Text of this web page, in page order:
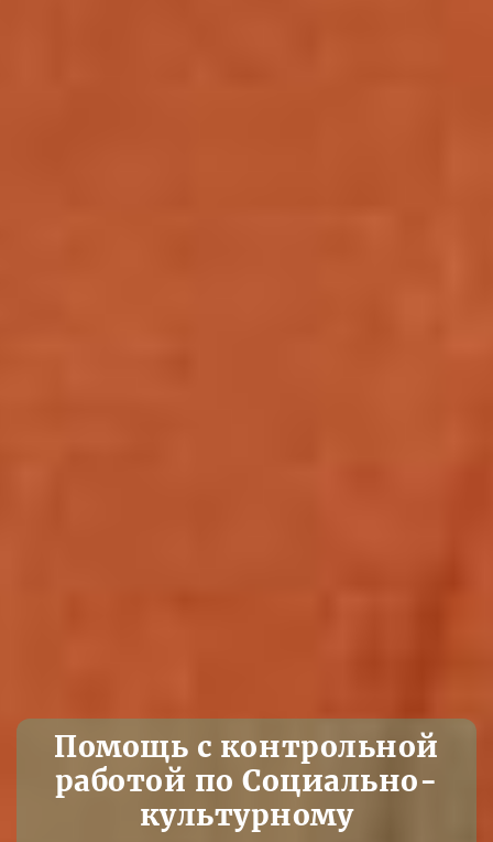
Помощь с контрольной
работой по Социально-
культурному